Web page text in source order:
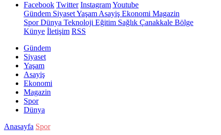
Facebook Twitter InstagramYoutube
Gündem SiyasetYaşam Asayiş Ekonomi Magazin
SporDünya Teknoloji Eğitim Sağlık Çanakkale Bölge
Künye İletişim RSS
Gündem
Siyaset
Yaşam
Asayiş
Ekonomi
Magazin
Spor
Dünya
Anasayfa Spor